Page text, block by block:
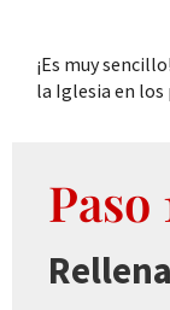
¡Es muy
la Iglesia en los
Paso